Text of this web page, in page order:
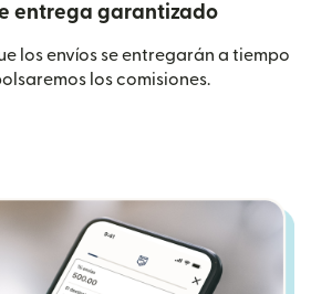
entrega garantizado
los envíos se entregarán a tiempo
los comisiones.